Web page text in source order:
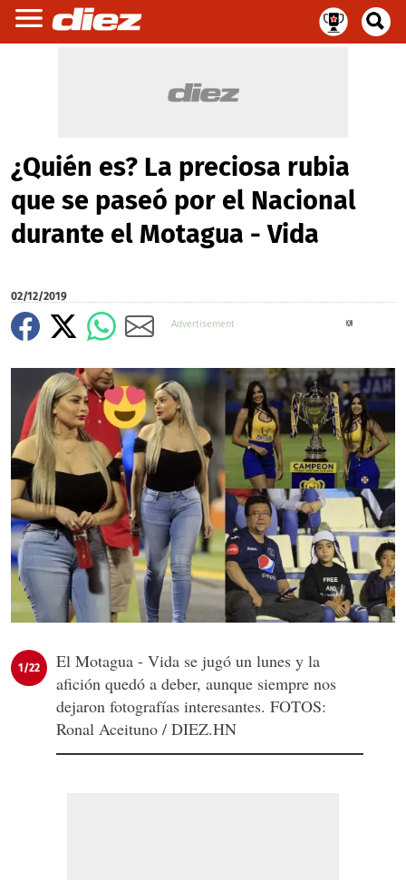
¿Quién es? La preciosa rubia
que se paseó por el Nacional
durante el Motagua - Vida
02/12/2019
1/22
El Motagua - Vida se jugó un lunes y la
afición quedó a deber, aunque siempre nos
dejaron fotografías interesantes. FOTOS:
Ronal Aceituno / DIEZ.HN
X